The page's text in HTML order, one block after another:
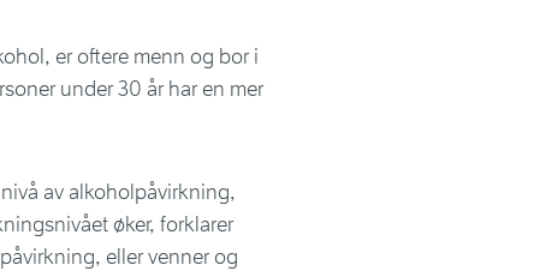
er oftere menn og bor i
under 30 år har en mer
av alkoholpåvirkning,
øker, forklarer
eller venner og